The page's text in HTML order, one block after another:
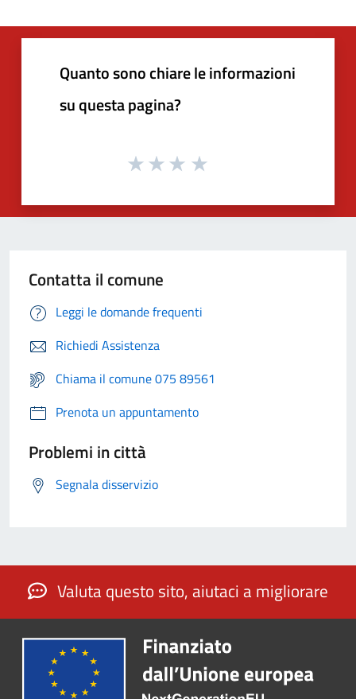
Quanto sono chiare le informazioni
su questa pagina?
Contatta il comune
Leggi le domande frequenti
Richiedi Assistenza
Chiama il comune 075 89561
Prenota un appuntamento
Problemi in città
Segnala disservizio
Valuta questo sito, aiutaci a migliorare